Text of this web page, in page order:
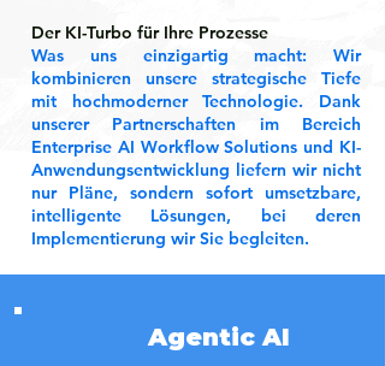
Der KI-Turbo für Ihre Prozesse
Was uns einzigartig macht: Wir
kombinieren unsere strategische Tiefe
mit hochmoderner Technologie. Dank
unserer Partnerschaften im Bereich
Enterprise AI Workflow Solutions und KI-
Anwendungsentwicklung liefern wir nicht
nur Pläne, sondern sofort umsetzbare,
intelligente Lösungen, bei deren
Implementierung wir Sie begleiten.
Agentic AI